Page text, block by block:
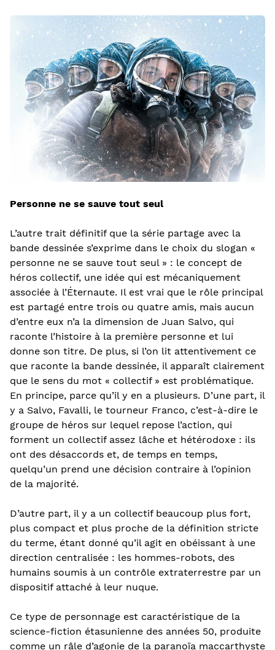
Personne ne se sauve tout seul
L’autre trait définitif que la série partage avec la
bande dessinée s’exprime dans le choix du slogan «
personne ne se sauve tout seul » : le concept de
héros collectif, une idée qui est mécaniquement
associée à l’Éternaute. Il est vrai que le rôle principal
est partagé entre trois ou quatre amis, mais aucun
d’entre eux n’a la dimension de Juan Salvo, qui
raconte l’histoire à la première personne et lui
donne son titre. De plus, si l’on lit attentivement ce
que raconte la bande dessinée, il apparaît clairement
que le sens du mot « collectif » est problématique.
En principe, parce qu’il y en a plusieurs. D’une part, il
y a Salvo, Favalli, le tourneur Franco, c’est-à-dire le
groupe de héros sur lequel repose l’action, qui
forment un collectif assez lâche et hétérodoxe : ils
ont des désaccords et, de temps en temps,
quelqu’un prend une décision contraire à l’opinion
de la majorité.
D’autre part, il y a un collectif beaucoup plus fort,
plus compact et plus proche de la définition stricte
du terme, étant donné qu’il agit en obéissant à une
direction centralisée : les hommes-robots, des
humains soumis à un contrôle extraterrestre par un
dispositif attaché à leur nuque.
Ce type de personnage est caractéristique de la
science-fiction étasunienne des années 50, produite
comme un râle d’agonie de la paranoïa maccarthyste